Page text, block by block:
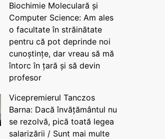
Biochimie Moleculară și
Computer Science: Am ales
o facultate în străinătate
pentru că pot deprinde noi
cunoștințe, dar vreau să mă
întorc în țară și să devin
profesor
Vicepremierul Tanczos
Barna: Dacă învățământul nu
se rezolvă, pică toată legea
salarizării / Sunt mai multe